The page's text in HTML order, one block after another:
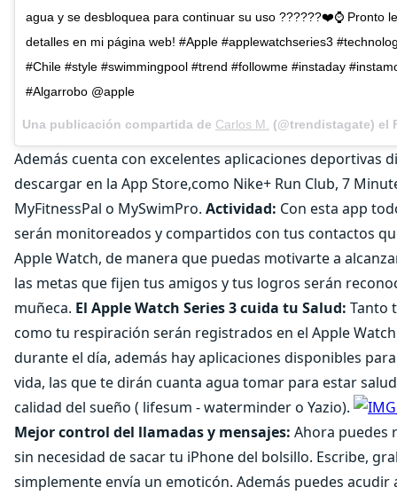
agua y se desbloquea para continuar su uso ??????❤️⌚️ Pronto
detalles en mi página web! #Apple #applewatchseries3
#Chile #style #swimmingpool #trend #followme #instaday
#Algarrobo @apple
Una publicación compartida de Carlos M. (@trendistagate) el
Además cuenta con excelentes aplicaciones deportivas
descargar en la App Store,como Nike+ Run Club, 7
MyFitnessPal o MySwimPro. Actividad: Con esta app
serán monitoreados y compartidos con tus contactos
Apple Watch, de manera que puedas motivarte a
las metas que fijen tus amigos y tus logros serán
muñeca. El Apple Watch Series 3 cuida tu Salud: Tanto
como tu respiración serán registrados en el Apple
durante el día, además hay aplicaciones disponibles
vida, las que te dirán cuanta agua tomar para estar
calidad del sueño ( lifesum - waterminder o Yazio).
Mejor control del llamadas y mensajes: Ahora puedes
sin necesidad de sacar tu iPhone del bolsillo. Escribe,
simplemente envía un emoticón. Además puedes acudir